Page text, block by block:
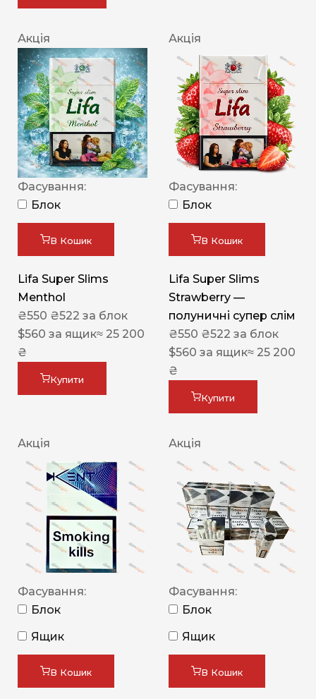
Акція
Фасування:
Блок
В Кошик
Lifa Super Slims
Menthol
₴550 ₴522 за блок
$560 за ящик≈ 25 200
₴
Купити
Акція
Фасування:
Блок
В Кошик
Lifa Super Slims
Strawberry —
полуничні супер слім
₴550 ₴522 за блок
$560 за ящик≈ 25 200
₴
Купити
Акція
Фасування:
Блок
Ящик
В Кошик
Акція
Фасування:
Блок
Ящик
В Кошик